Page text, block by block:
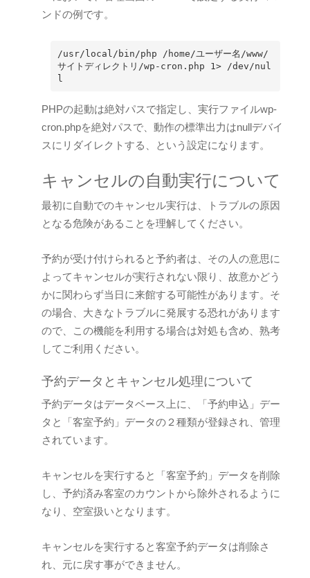
ンドの例です。
/usr/local/bin/php /home/ユーザー名/www/
サイトディレクトリ/wp-cron.php 1> /dev/nul
l
PHPの起動は絶対パスで指定し、実行ファイルwp-
cron.phpを絶対パスで、動作の標準出力はnullデバイ
スにリダイレクトする、という設定になります。
キャンセルの自動実行について
最初に自動でのキャンセル実行は、トラブルの原因
となる危険があることを理解してください。
予約が受け付けられると予約者は、その人の意思に
よってキャンセルが実行されない限り、故意かどう
かに関わらず当日に来館する可能性があります。そ
の場合、大きなトラブルに発展する恐れがあります
ので、この機能を利用する場合は対処も含め、熟考
してご利用ください。
予約データとキャンセル処理について
予約データはデータベース上に、「予約申込」デー
タと「客室予約」データの２種類が登録され、管理
されています。
キャンセルを実行すると「客室予約」データを削除
し、予約済み客室のカウントから除外されるように
なり、空室扱いとなります。
キャンセルを実行すると客室予約データは削除さ
れ、元に戻す事ができません。